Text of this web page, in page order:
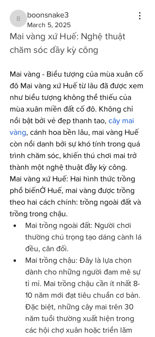
boonsnake3
boonsnake3
March 5, 2025
Mai vàng xứ Huế: Nghệ thuật
chăm sóc đầy kỳ công
Mai vàng - Biểu tượng của mùa xuân cố
đô Mai vàng xứ Huế từ lâu đã được xem
như biểu tượng không thể thiếu của
mùa xuân miền đất cố đô. Không chỉ
nổi bật bởi vẻ đẹp thanh tao, cây mai
vàng, cánh hoa bền lâu, mai vàng Huế
còn nổi danh bởi sự khó tính trong quá
trình chăm sóc, khiến thú chơi mai trở
thành một nghệ thuật đầy kỳ công.
Mai vàng xứ Huế: Hai hình thức trồng
phổ biếnỞ Huế, mai vàng được trồng
theo hai cách chính: trồng ngoài đất và
trồng trong chậu.
Mai trồng ngoài đất: Người chơi
thường chú trọng tạo dáng cành lá
đều, cân đối.
Mai trồng chậu: Đây là lựa chọn
dành cho những người đam mê sự
tỉ mỉ. Mai trồng chậu cần ít nhất 8-
10 năm mới đạt tiêu chuẩn cơ bản.
Đặc biệt, những cây mai trên 30
năm tuổi thường xuất hiện trong
các hội chợ xuân hoặc triển lãm